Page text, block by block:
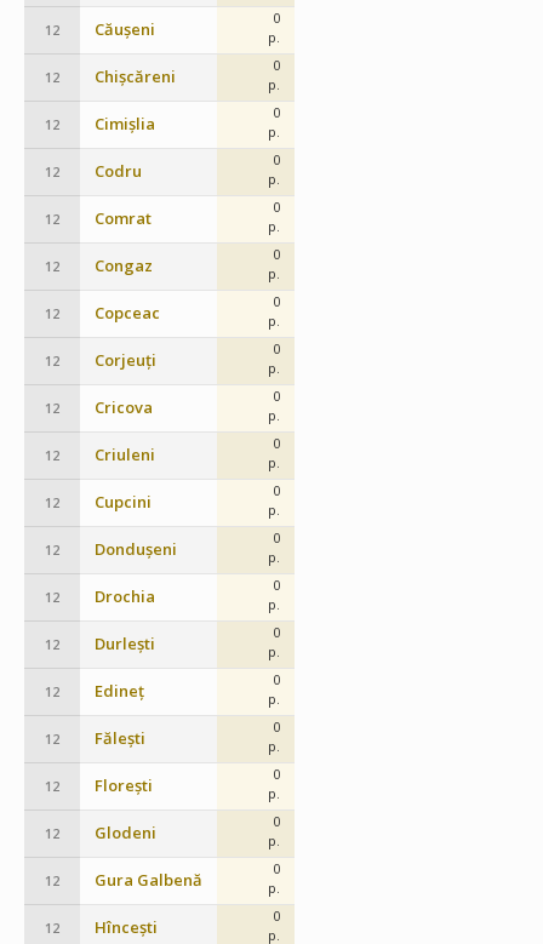
12 Căușeni
0
p.
12 Chișcăreni
0
p.
12 Cimișlia
0
p.
12 Codru
0
p.
12 Comrat
0
p.
12 Congaz
0
p.
12 Copceac
0
p.
12 Corjeuți
0
p.
12 Cricova
0
p.
12 Criuleni
0
p.
12 Cupcini
0
p.
12 Dondușeni
0
p.
12 Drochia
0
p.
12 Durlești
0
p.
12 Edineț
0
p.
12 Fălești
0
p.
12 Florești
0
p.
12 Glodeni
0
p.
12 Gura Galbenă
0
p.
12 Hîncești
0
p.